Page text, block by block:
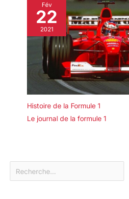
Fév
22
2021
Histoire de la Formule 1
Le journal de la formule 1